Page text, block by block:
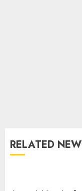
RELATED